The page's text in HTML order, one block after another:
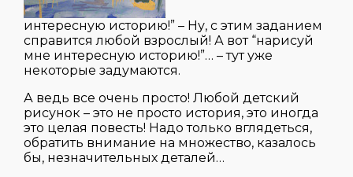
интересную историю!” – Ну, с этим заданием
справится любой взрослый! А вот “нарисуй
мне интересную историю!”… – тут уже
некоторые задумаются.
А ведь все очень просто! Любой детский
рисунок – это не просто история, это иногда
это целая повесть! Надо только вглядеться,
обратить внимание на множество, казалось
бы, незначительных деталей…